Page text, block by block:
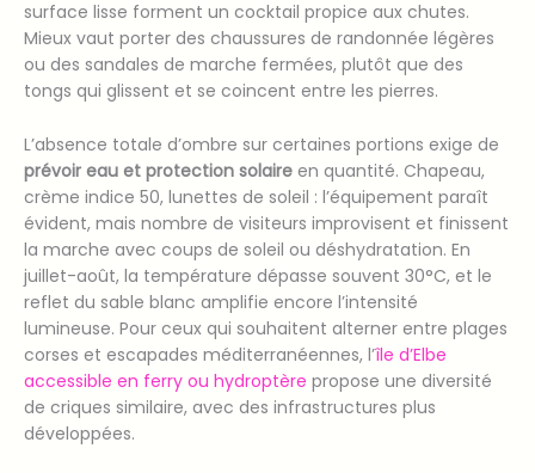
surface lisse forment un cocktail propice aux chutes.
Mieux vaut porter des chaussures de randonnée légères
ou des sandales de marche fermées, plutôt que des
tongs qui glissent et se coincent entre les pierres.
L’absence totale d’ombre sur certaines portions exige de
prévoir eau et protection solaire en quantité. Chapeau,
crème indice 50, lunettes de soleil : l’équipement paraît
évident, mais nombre de visiteurs improvisent et finissent
la marche avec coups de soleil ou déshydratation. En
juillet-août, la température dépasse souvent 30°C, et le
reflet du sable blanc amplifie encore l’intensité
lumineuse. Pour ceux qui souhaitent alterner entre plages
corses et escapades méditerranéennes, l’île d’Elbe
accessible en ferry ou hydroptère propose une diversité
de criques similaire, avec des infrastructures plus
développées.